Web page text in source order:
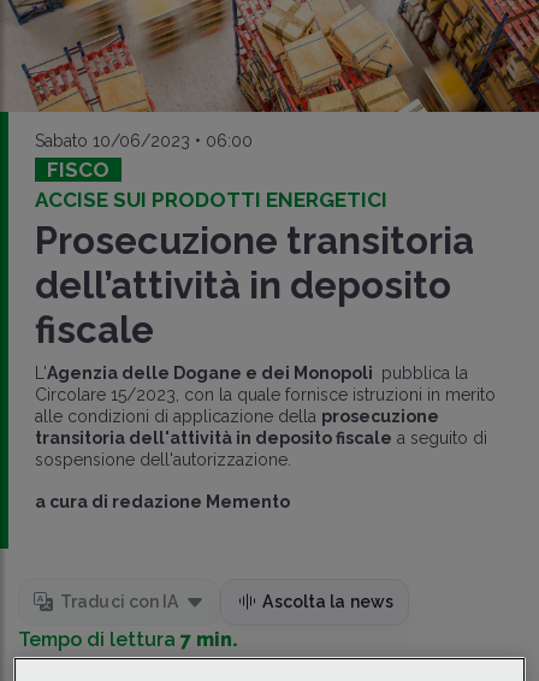
Sabato 10/06/2023 • 06:00
FISCO
ACCISE SUI PRODOTTI ENERGETICI
Prosecuzione transitoria
dell’attività in deposito
fiscale
L'Agenzia delle Dogane e dei Monopoli pubblica la
Circolare 15/2023, con la quale fornisce istruzioni in merito
alle condizioni di applicazione della prosecuzione
transitoria dell'attività in deposito fiscale a seguito di
sospensione dell'autorizzazione.
a cura di redazione Memento
Traduci con IA Ascolta la news
Tempo di lettura 7 min.